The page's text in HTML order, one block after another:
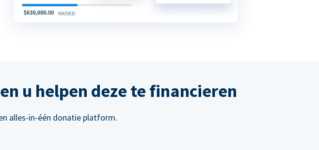
u helpen deze te financieren
alles-in-één donatie platform.